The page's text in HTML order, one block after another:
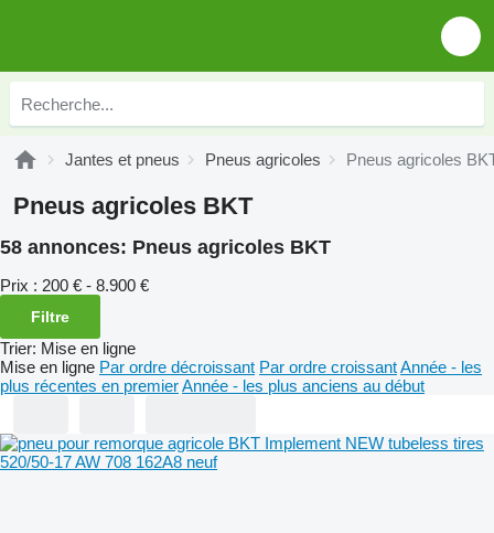
Jantes et pneus Pneus agricoles Pneus agricoles
Pneus agricoles BKT
58 annonces: Pneus agricoles BKT
Prix : 200 € - 8.900 €
Filtre
Trier: Mise en ligne
Mise en ligne Par ordre décroissant Par ordre croissantAnnée - les
plus récentes en premierAnnée - les plus anciens au début